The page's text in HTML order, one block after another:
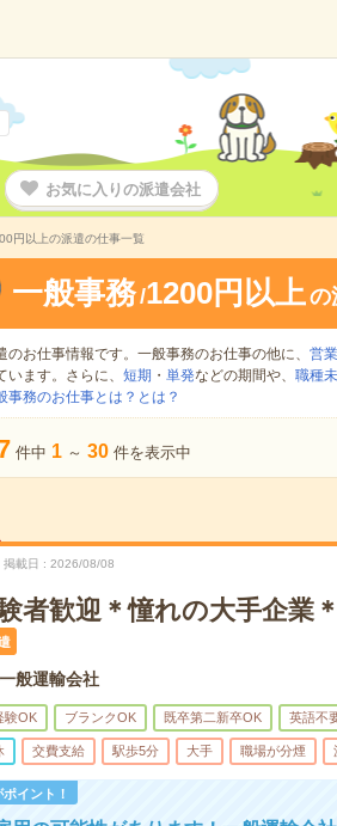
お気に入りの派遣会社
円以上の派遣の仕事一覧
一般事務/1200円以上の
のお仕事情報です。一般事務のお仕事の他に、 営
います。さらに、 短期 ・ 単発などの期間や、 職種
事務のお仕事とは？とは？
件中 1 ～ 30 件を表示中
掲載日 2026/08/08
者歓迎＊憧れの大手企業
一般運輸会社
験OK ブランクOK 既卒第二新卒OK 英語不
交費支給 駅歩5分 大手 職場が分煙
イント！